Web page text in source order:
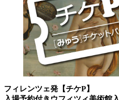
フィレンツェ発【チケP】